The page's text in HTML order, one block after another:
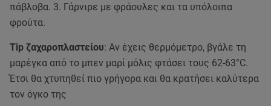
πάβλοβα. 3. Γάρνιρε με φράουλες και τα υπόλοιπα
φρούτα.
Tip ζαχαροπλαστείου: Αν έχεις θερμόμετρο, βγάλε τη
μαρέγκα από το μπεν μαρί μόλις φτάσει τους 62-63°C.
Έτσι θα χτυπηθεί πιο γρήγορα και θα κρατήσει καλύτερα
τον όγκο της